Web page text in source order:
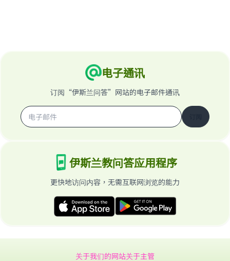
电子通讯
订阅“伊斯兰问答”网站的电子邮件通讯
伊斯兰教问答应用程序
更快地访问内容，无需互联网浏览的能力
关于我们的网站关于主管